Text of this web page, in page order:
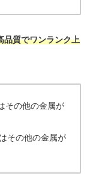
品質でワンランク上
その他の金属が
その他の金属が